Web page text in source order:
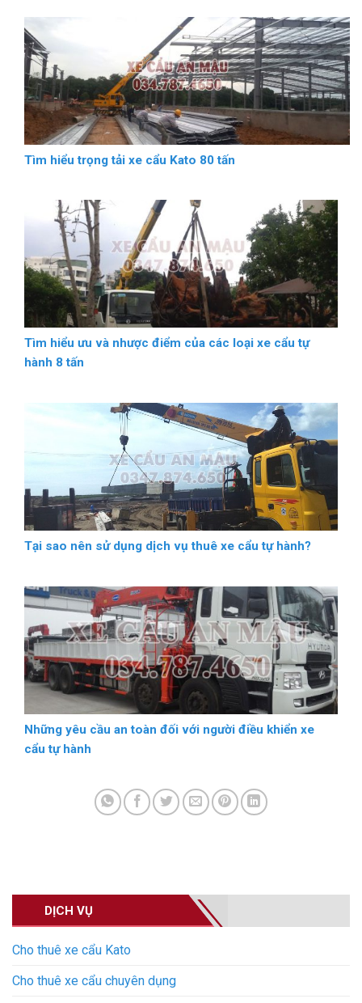
DỊCH VỤ
Cho thuê xe cẩu Kato
Cho thuê xe cẩu chuyên dụng
Tìm hiểu trọng tải xe cẩu Kato 80 tấn
Tìm hiểu ưu và nhược điểm của các loại xe cẩu tự
hành 8 tấn
Tại sao nên sử dụng dịch vụ thuê xe cẩu tự hành?
Những yêu cầu an toàn đối với người điều khiển xe
cẩu tự hành